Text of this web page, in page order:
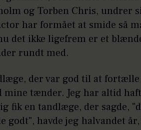
og Torben Chris, undrer
har formået at smide så
det ikke ligefrem er et
rundt med.
der var god til at
mine tænder. Jeg har altid
fik en tandlæge, der sagde,
godt", havde jeg halvandet